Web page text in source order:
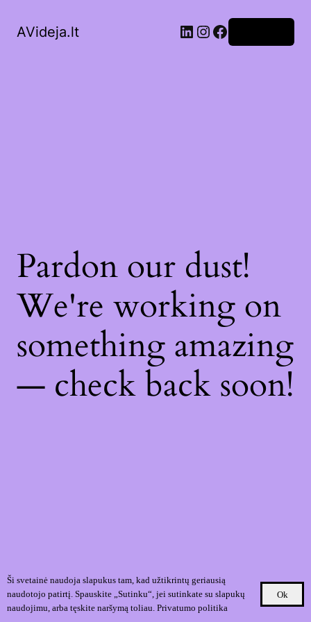
AVideja.lt LinkedIn
Instagram
Facebook
Pardon our dust!
We're working on
something amazing
— check back soon!
Ši svetainė naudoja slapukus tam, kad užtikrintų geriausią
naudotojo patirtį. Spauskite „Sutinku“, jei sutinkate su slapukų
naudojimu, arba tęskite naršymą toliau. Privatumo politika
Ok